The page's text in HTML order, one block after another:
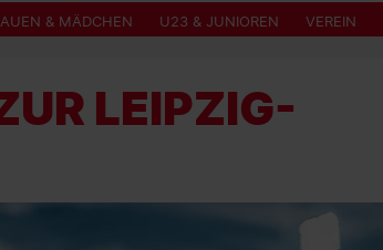
& MÄDCHEN U23 & JUNIOREN VEREIN
LEIPZIG-